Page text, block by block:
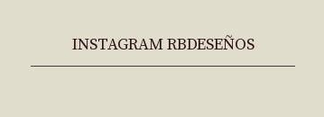
INSTAGRAM RBDESEÑOS